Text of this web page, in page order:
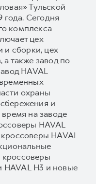
Тульской
года. Сегодня
комплекса
цех
и сборки, цех
также завод по
HAVAL
охраны
и
на заводе
HAVAL
HAVAL
кроссоверы
H3 и новые